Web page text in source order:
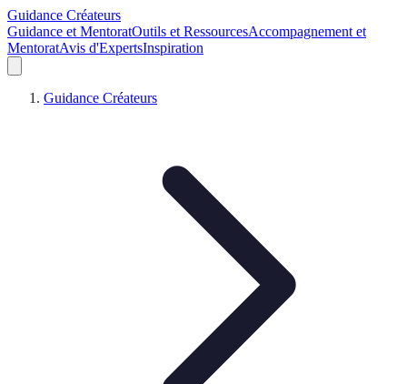
Guidance Créateurs
Guidance et MentoratOutils et RessourcesAccompagnement et
MentoratAvis d'ExpertsInspiration
Guidance Créateurs